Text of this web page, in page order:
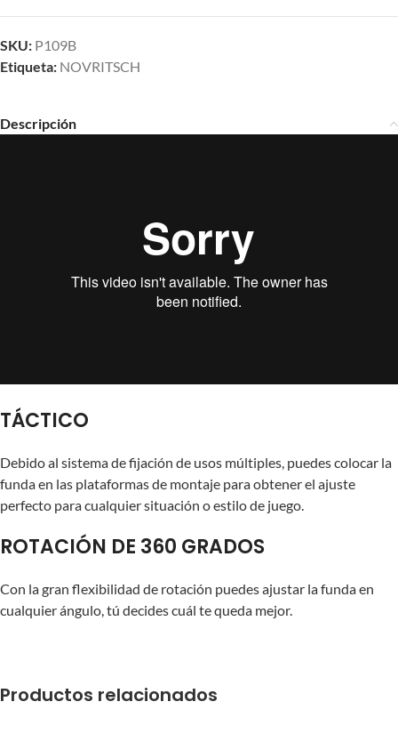
SKU: P109B
Etiqueta: NOVRITSCH
Descripción
TÁCTICO
Debido al sistema de fijación de usos múltiples, puedes colocar la
funda en las plataformas de montaje para obtener el ajuste
perfecto para cualquier situación o estilo de juego.
ROTACIÓN DE 360 GRADOS
Con la gran flexibilidad de rotación puedes ajustar la funda en
cualquier ángulo, tú decides cuál te queda mejor.
Productos relacionados